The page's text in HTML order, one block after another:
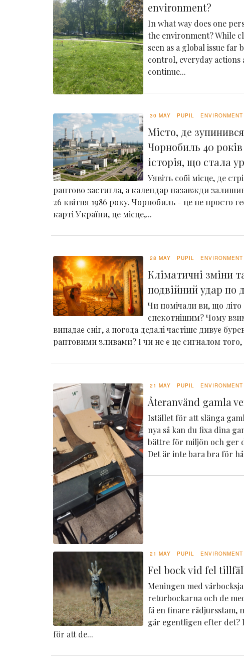
environment?
In what way does one
the environment? While
seen as a global issue far
control, everyday actions
continue...
30 MAY PUPIL ENVIRONMENT
Місто, де
Чорнобиль 40
історія, що стала
Уявіть собі місце, де
раптово застигла, а календар назавжди
26 квітня 1986 року. Чорнобиль - це не просто
карті України, це місце,...
28 MAY PUPIL ENVIRONMENT
Кліматичні зміни
подвійний удар по
Чи помічали ви, що літо
спекотнішим? Чому
випадає сніг, а погода дедалі частіше дивує
раптовими зливами? І чи не є це сигналом
21 MAY PUPIL ENVIRONMENT
Återanvänd gamla
Istället för att slänga
nya så kan du fixa dina
bättre för miljön och ger
Det är inte bara bra för
21 MAY PUPIL ENVIRONMENT
Fel bock vid fel
Meningen med
returbockarna och de
få en finare rådjursstam,
går egentligen efter
för att de...